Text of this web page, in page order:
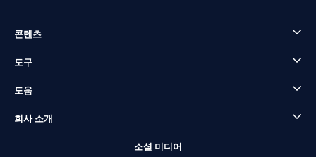
콘텐츠
도구
도움
회사 소개
소셜 미디어